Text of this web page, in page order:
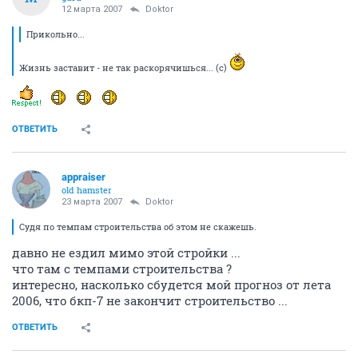
12 марта 2007 Doktor
Прикольно...
Жизнь заставит - не так раскорячишься... (с)
ОТВЕТИТЬ
appraiser
old hamster
23 марта 2007 Doktor
Судя по темпам строительства об этом не скажешь.
давно не ездил мимо этой стройки ...
что там с темпами строительства ?
интересно, насколько сбудется мой прогноз от лета
2006, что бкп-7 не закончит строительство ...
ОТВЕТИТЬ